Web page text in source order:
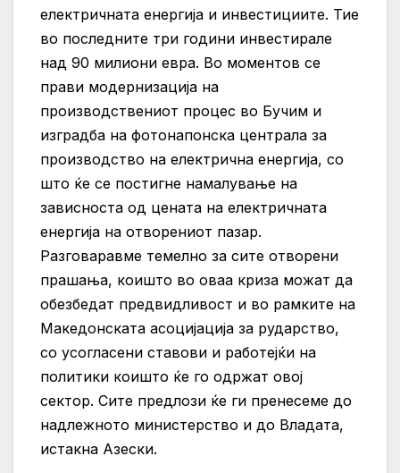
електричната енергија и инвестициите. Тие
во последните три години инвестирале
над 90 милиони евра. Во моментов се
прави модернизација на
производствениот процес во Бучим и
изградба на фотонапонска централа за
производство на електрична енергија, со
што ќе се постигне намалување на
зависноста од цената на електричната
енергија на отворениот пазар.
Разговаравме темелно за сите отворени
прашања, коишто во оваа криза можат да
обезбедат предвидливост и во рамките на
Македонската асоцијација за рударство,
со усогласени ставови и работејќи на
политики коишто ќе го одржат овој
сектор. Сите предлози ќе ги пренесеме до
надлежното министерство и до Владата,
истакна Азески.